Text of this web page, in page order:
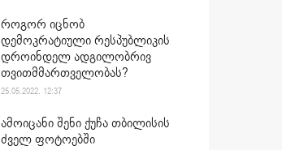
როგორ იცნობ
დემოკრატიული რესპუბლიკის
დროინდელ ადგილობრივ
თვითმმართველობას?
25.05.2022. 12:37
ამოიცანი შენი ქუჩა თბილისის
ძველ ფოტოებში